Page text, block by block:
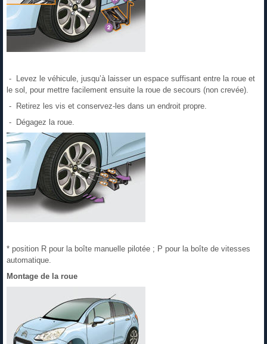
- Levez le véhicule, jusqu’à laisser un espace suffisant entre la roue et
le sol, pour mettre facilement ensuite la roue de secours (non crevée).
- Retirez les vis et conservez-les dans un endroit propre.
- Dégagez la roue.
* position R pour la boîte manuelle pilotée ; P pour la boîte de vitesses
automatique.
Montage de la roue